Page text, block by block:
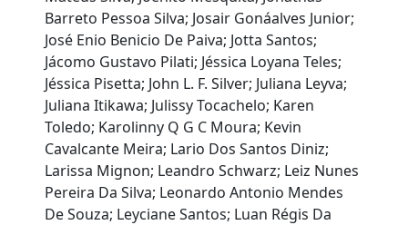
Barreto Pessoa Silva; Josair Gonáalves Junior;
José Enio Benicio De Paiva; Jotta Santos;
Jácomo Gustavo Pilati; Jéssica Loyana Teles;
Jéssica Pisetta; John L. F. Silver; Juliana Leyva;
Juliana Itikawa; Julissy Tocachelo; Karen
Toledo; Karolinny Q G C Moura; Kevin
Cavalcante Meira; Lario Dos Santos Diniz;
Larissa Mignon; Leandro Schwarz; Leiz Nunes
Pereira Da Silva; Leonardo Antonio Mendes
De Souza; Leyciane Santos; Luan Régis Da